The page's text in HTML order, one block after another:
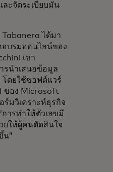
ละจัดระเบียบมัน
ได้มา
อบรมออนไลน์ของ
เขา
รนำเสนอข้อมูล
ดยใช้ซอฟต์แวร์
ของ Microsoft
ร์มวิเคราะห์ธุรกิจ
การทำให้ตัวเลขมี
ยให้ผู้คนตัดสินใจ
น”